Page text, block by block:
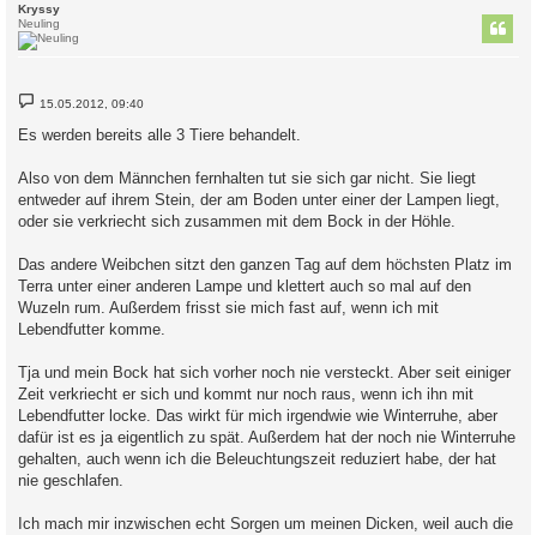
Kryssy
Neuling
B
e
t
g
15.05.2012, 09:40
Es werden bereits alle 3 Tiere behandelt.
Also von dem Männchen fernhalten tut sie sich gar nicht. Sie liegt
entweder auf ihrem Stein, der am Boden unter einer der Lampen liegt,
oder sie verkriecht sich zusammen mit dem Bock in der Höhle.
Das andere Weibchen sitzt den ganzen Tag auf dem höchsten Platz im
Terra unter einer anderen Lampe und klettert auch so mal auf den
Wuzeln rum. Außerdem frisst sie mich fast auf, wenn ich mit
Lebendfutter komme.
Tja und mein Bock hat sich vorher noch nie versteckt. Aber seit einiger
Zeit verkriecht er sich und kommt nur noch raus, wenn ich ihn mit
Lebendfutter locke. Das wirkt für mich irgendwie wie Winterruhe, aber
dafür ist es ja eigentlich zu spät. Außerdem hat der noch nie Winterruhe
gehalten, auch wenn ich die Beleuchtungszeit reduziert habe, der hat
nie geschlafen.
Ich mach mir inzwischen echt Sorgen um meinen Dicken, weil auch die